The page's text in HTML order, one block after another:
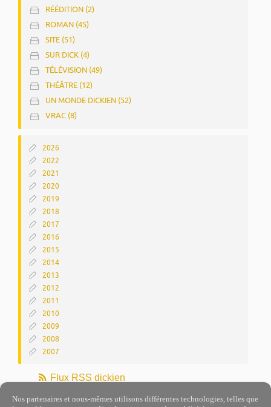
RÉÉDITION (2)
ROMAN (45)
SITE (51)
SUR DICK (4)
TÉLÉVISION (49)
THÉÂTRE (12)
UN MONDE DICKIEN (52)
VRAC (8)
2026
2022
2021
2020
2019
2018
2017
2016
2015
2014
2013
2012
2011
2010
2009
2008
2007
Flux RSS dickien
Nos partenaires et nous-mêmes utilisons différentes technologies, telles que